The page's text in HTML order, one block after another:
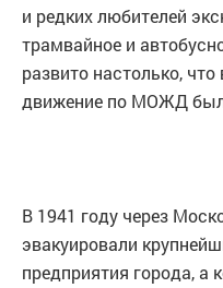
и редких любителей
трамвайное и
развито настолько,
движение по МОЖД
В 1941 году через
эвакуировали
предприятия города, а